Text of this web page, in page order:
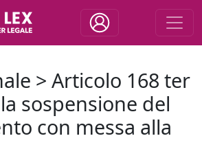
> Articolo 168 ter
sospensione del
con messa alla